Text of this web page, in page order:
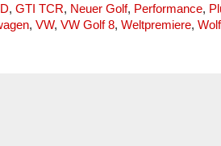
, GTI TCR, Neuer Golf, Performance,
, VW, VW Golf 8, Weltpremiere,